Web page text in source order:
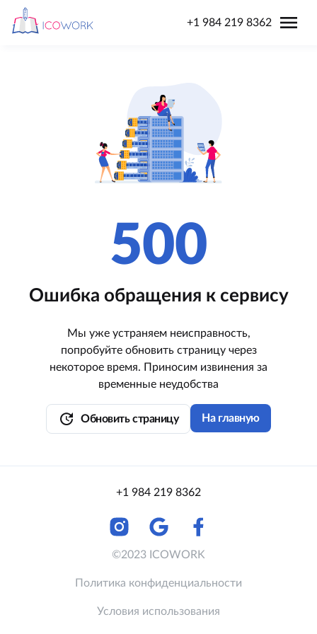
+1 984 219 8362 menu
500
Ошибка обращения к сервису
Мы уже устраняем неисправность,
попробуйте обновить страницу через
некоторое время. Приносим извинения за
временные неудобства
update Обновить страницу На главную
+1 984 219 8362
©2023 ICOWORK
Политика конфиденциальности
Условия использования